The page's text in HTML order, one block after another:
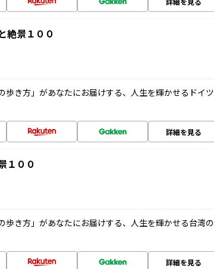
絶景１００
歩き方」があなたにお届けする、人生を輝かせるドイツ
詳細を見る
１００
歩き方」があなたにお届けする、人生を輝かせる台湾の
詳細を見る